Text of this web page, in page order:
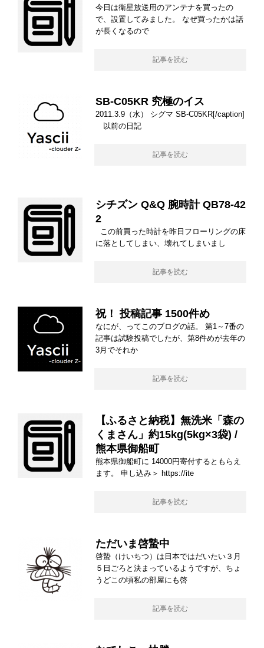
今日は衛星放送用のアンテナを買ったの
で、設置してみました。 なぜ買ったかは話
が長くなるので
記事を読む
SB-C05KR 究極のイス
2011.3.9（水） シグマ SB-C05KR[/caption]
以前の日記
記事を読む
シチズン Q&Q 腕時計 QB78-42
2
この前買った時計を昨日フローリングの床
に落としてしまい、壊れてしまいまし
記事を読む
祝！ 投稿記事 1500件め
なにが、ってこのブログの話。 第1～7番の
記事は試験投稿でしたが、第8件めが去年の
3月でそれか
記事を読む
【ふるさと納税】無洗米「森の
くまさん」約15kg(5kg×3袋) /
熊本県御船町
熊本県御船町に 14000円寄付するともらえ
ます。 申し込み＞ https://ite
記事を読む
ただいま啓蟄中
啓蟄（けいちつ）は日本ではだいたい３月
５日ごろと決まっているようですが、ちょ
うどこの頃私の部屋にも啓
記事を読む